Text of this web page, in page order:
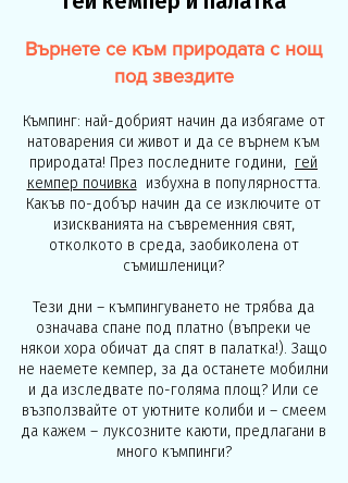
Върнете се към природата с нощ
под звездите
Къмпинг: най-добрият начин да избягаме от
натоварения си живот и да се върнем към
природата! През последните години, гей
кемпер почивкаизбухна в популярността.
Какъв по-добър начин да се изключите от
изискванията на съвременния свят,
отколкото в среда, заобиколена от
съмишленици?
Тези дни – къмпингуването не трябва да
означава спане под платно (въпреки че
някои хора обичат да спят в палатка!). Защо
не наемете кемпер, за да останете мобилни
и да изследвате по-голяма площ? Или се
възползвайте от уютните колиби и – смеем
да кажем – луксозните каюти, предлагани в
много къмпинги?